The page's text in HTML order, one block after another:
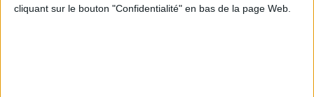
cliquant sur le bouton "Confidentialité" en bas de la page Web.
min)